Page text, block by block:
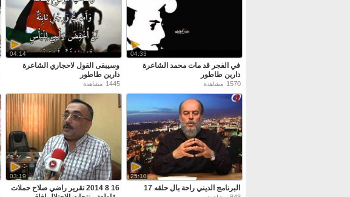
04:33
في الفجر قد مات محمد الشاعرة
دارين طاطور
1570 مشاهدة
04:14
وسيبقى القول لاحجاري الشاعرة
دارين طاطور
1445 مشاهدة
25:10
البرنامج الديني راحة بال حلقه 17
03:19
16 8 2014 تقرير راضي صلاح حملات